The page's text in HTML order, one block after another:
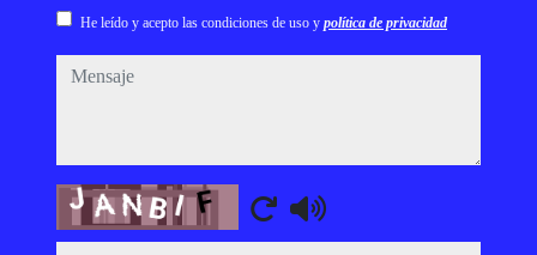
He leído y acepto las condiciones de uso y política de privacidad
mensaje
Captcha